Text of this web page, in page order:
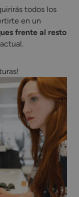
todos los
en un
frente al resto